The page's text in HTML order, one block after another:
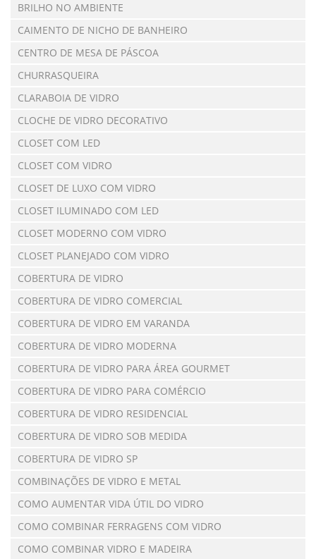
BRILHO NO AMBIENTE
CAIMENTO DE NICHO DE BANHEIRO
CENTRO DE MESA DE PÁSCOA
CHURRASQUEIRA
CLARABOIA DE VIDRO
CLOCHE DE VIDRO DECORATIVO
CLOSET COM LED
CLOSET COM VIDRO
CLOSET DE LUXO COM VIDRO
CLOSET ILUMINADO COM LED
CLOSET MODERNO COM VIDRO
CLOSET PLANEJADO COM VIDRO
COBERTURA DE VIDRO
COBERTURA DE VIDRO COMERCIAL
COBERTURA DE VIDRO EM VARANDA
COBERTURA DE VIDRO MODERNA
COBERTURA DE VIDRO PARA ÁREA GOURMET
COBERTURA DE VIDRO PARA COMÉRCIO
COBERTURA DE VIDRO RESIDENCIAL
COBERTURA DE VIDRO SOB MEDIDA
COBERTURA DE VIDRO SP
COMBINAÇÕES DE VIDRO E METAL
COMO AUMENTAR VIDA ÚTIL DO VIDRO
COMO COMBINAR FERRAGENS COM VIDRO
COMO COMBINAR VIDRO E MADEIRA